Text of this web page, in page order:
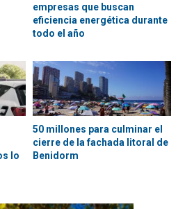
empresas que buscan
eficiencia energética durante
todo el año
lo
50 millones para culminar el
cierre de la fachada litoral de
Benidorm